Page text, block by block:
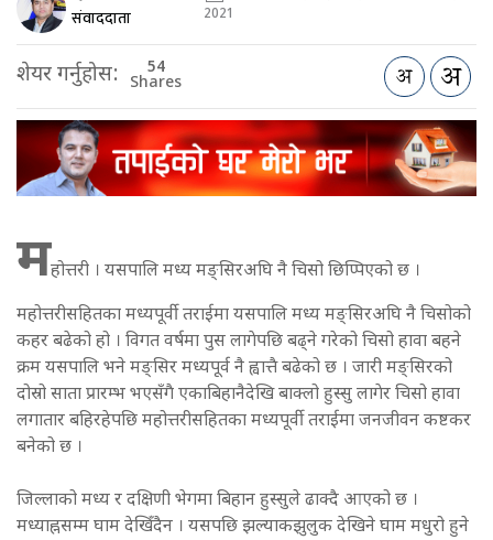
संवाददाता
2021
शेयर गर्नुहोस: 54
Shares
महोत्तरी । यसपालि मध्य मङ्सिरअघि नै चिसो छिप्पिएको छ ।
महोत्तरीसहितका मध्यपूर्वी तराईमा यसपालि मध्य मङ्सिरअघि नै चिसोको
कहर बढेको हो । विगत वर्षमा पुस लागेपछि बढ्ने गरेको चिसो हावा बहने
क्रम यसपालि भने मङ्सिर मध्यपूर्व नै ह्वात्तै बढेको छ । जारी मङ्सिरको
दोस्रो साता प्रारम्भ भएसँगै एकाबिहानैदेखि बाक्लो हुस्सु लागेर चिसो हावा
लगातार बहिरहेपछि महोत्तरीसहितका मध्यपूर्वी तराईमा जनजीवन कष्टकर
बनेको छ ।
जिल्लाको मध्य र दक्षिणी भेगमा बिहान हुस्सुले ढाक्दै आएको छ ।
मध्याह्नसम्म घाम देखिँदैन । यसपछि झल्याकझुलुक देखिने घाम मधुरो हुने